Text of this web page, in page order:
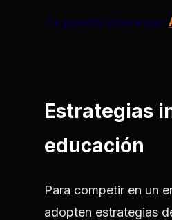
Te podría interesar:
Estrategias
educación
Para competir en un
adopten estrategias